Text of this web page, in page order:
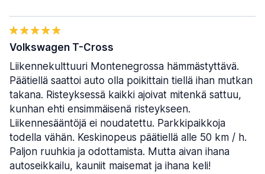
Volkswagen T-Cross
Liikennekulttuuri Montenegrossa hämmästyttävä.
Päätiellä saattoi auto olla poikittain tiellä ihan mutkan
takana. Risteyksessä kaikki ajoivat mitenkä sattuu,
kunhan ehti ensimmäisenä risteykseen.
Liikennesääntöjä ei noudatettu. Parkkipaikkoja
todella vähän. Keskinopeus päätiellä alle 50 km / h.
Paljon ruuhkia ja odottamista. Mutta aivan ihana
autoseikkailu, kauniit maisemat ja ihana keli!